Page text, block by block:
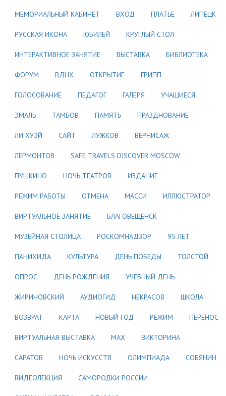
МЕМОРИАЛЬНЫЙ КАБИНЕТ ВХОД ПЛАТЬЕ ЛИПЕЦК
РУССКАЯ ИКОНА ЮБИЛЕЙ КРУГЛЫЙ СТОЛ
ИНТЕРАКТИВНОЕ ЗАНЯТИЕ ВЫСТАВКА БИБЛИОТЕКА
ФОРУМ ВДНХ ОТКРЫТИЕ ГРИПП
ГОЛОСОВАНИЕ ПЕДАГОГ ГАЛЕРЯ УЧАЩИЕСЯ
ЭМАЛЬ ТАМБОВ ПАМЯТЬ ПРАЗДНОВАНИЕ
ЛИ ХУЭЙ САЙТ ЛУЖКОВ ВЕРНИСАЖ
ЛЕРМОНТОВ SAFE TRAVELS DISCOVER MOSCOW
ПУШКИНО НОЧЬ ТЕАТРОВ ИЗДАНИЕ
РЕЖИМ РАБОТЫ ОТМЕНА МАССИ ИЛЛЮСТРАТОР
ВИРТУАЛЬНОЕ ЗАНЯТИЕ БЛАГОВЕЩЕНСК
МУЗЕЙНАЯ СТОЛИЦА РОСКОМНАДЗОР 95 ЛЕТ
ПАНИХИДА КУЛЬТУРА ДЕНЬ ПОБЕДЫ ТОЛСТОЙ
ОПРОС ДЕНЬ РОЖДЕНИЯ УЧЕБНЫЙ ДЕНЬ
ЖИРИНОВСКИЙ АУДИОГИД НЕКРАСОВ ШКОЛА
ВОЗВРАТ КАРТА НОВЫЙ ГОД РЕЖИМ ПЕРЕНОС
ВИРТУАЛЬНАЯ ВЫСТАВКА МАХ ВИКТОРИНА
САРАТОВ НОЧЬ ИСКУССТВ ОЛИМПИАДА СОБЯНИН
ВИДЕОЛЕКЦИЯ САМОРОДКИ РОССИИ